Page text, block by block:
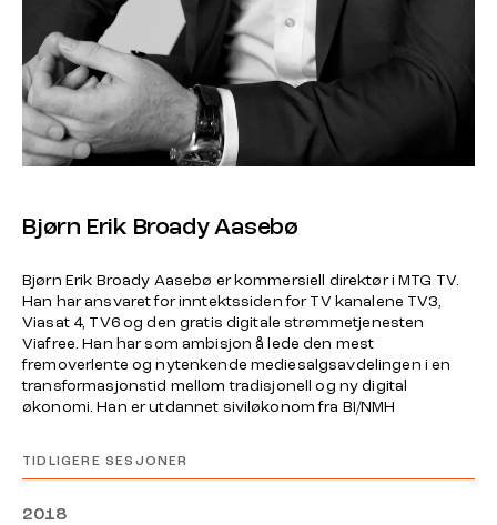
Bjørn Erik Broady Aasebø
Bjørn Erik Broady Aasebø er kommersiell direktør i MTG TV.
Han har ansvaret for inntektssiden for TV kanalene TV3,
Viasat 4, TV6 og den gratis digitale strømmetjenesten
Viafree. Han har som ambisjon å lede den mest
fremoverlente og nytenkende mediesalgsavdelingen i en
transformasjonstid mellom tradisjonell og ny digital
økonomi. Han er utdannet siviløkonom fra BI/NMH
TIDLIGERE SESJONER
2018